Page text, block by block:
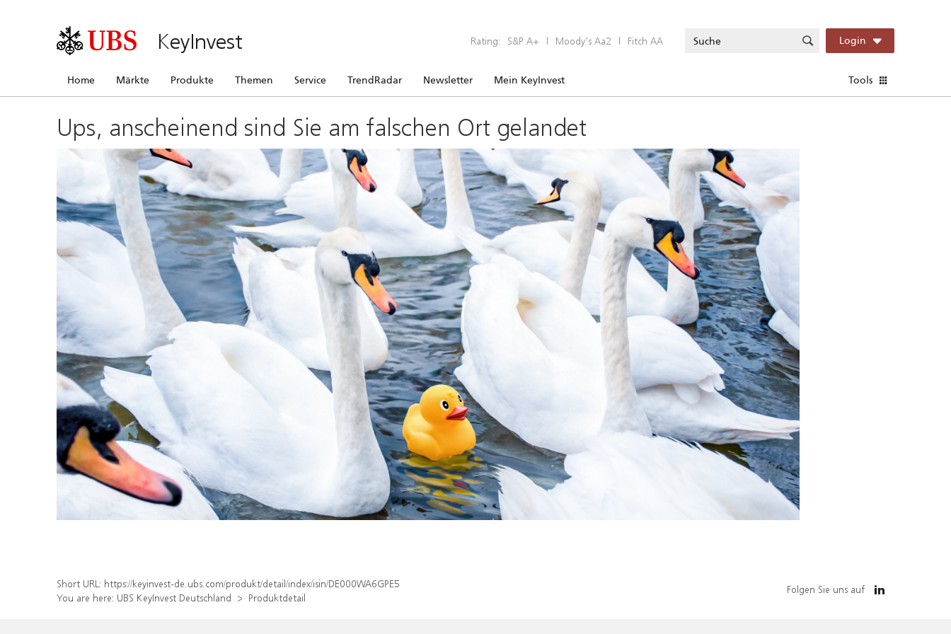
KeyInvest Rating: S&P A+ | Moody’s Aa2 | Fitch AA Login
Home Märkte Produkte Themen Service TrendRadar Newsletter Mein KeyInvest Tools
Ups, anscheinend sind Sie am falschen Ort gelandet
Short URL: https://keyinvest-de.ubs.com/produkt/detail/index/isin/DE000WA6GPE5
You are here: UBS KeyInvest Deutschland Produktdetail
Folgen Sie uns auf